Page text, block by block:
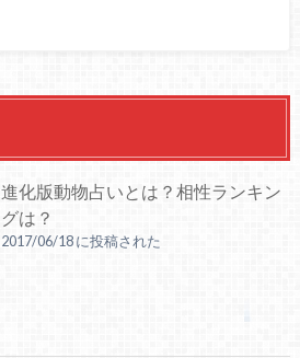
進化版動物占いとは？相性ランキン
グは？
2017/06/18 に投稿された